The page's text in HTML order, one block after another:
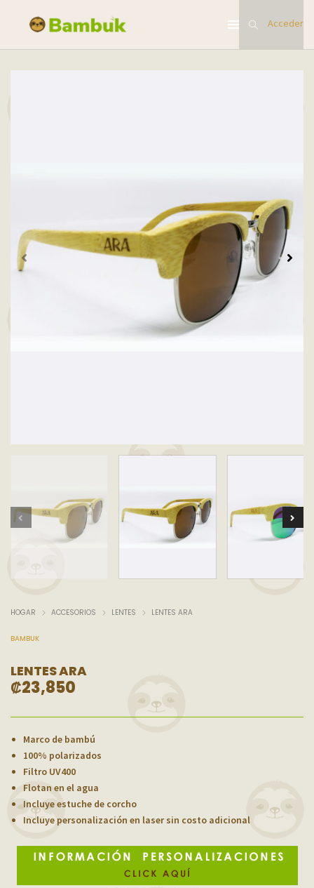
Acceder
HOGAR ACCESORIOS LENTES LENTES ARA
BAMBUK
LENTES ARA
₡23,850
Marco de bambú
100% polarizados
Filtro UV400
Flotan en el agua
Incluye estuche de corcho
Incluye personalización en laser sin costo adicional